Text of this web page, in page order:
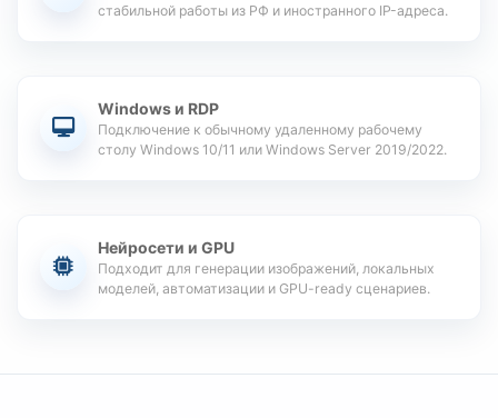
стабильной работы из РФ и иностранного IP-адреса.
Windows и RDP
Подключение к обычному удаленному рабочему
столу Windows 10/11 или Windows Server 2019/2022.
Нейросети и GPU
Подходит для генерации изображений, локальных
моделей, автоматизации и GPU-ready сценариев.